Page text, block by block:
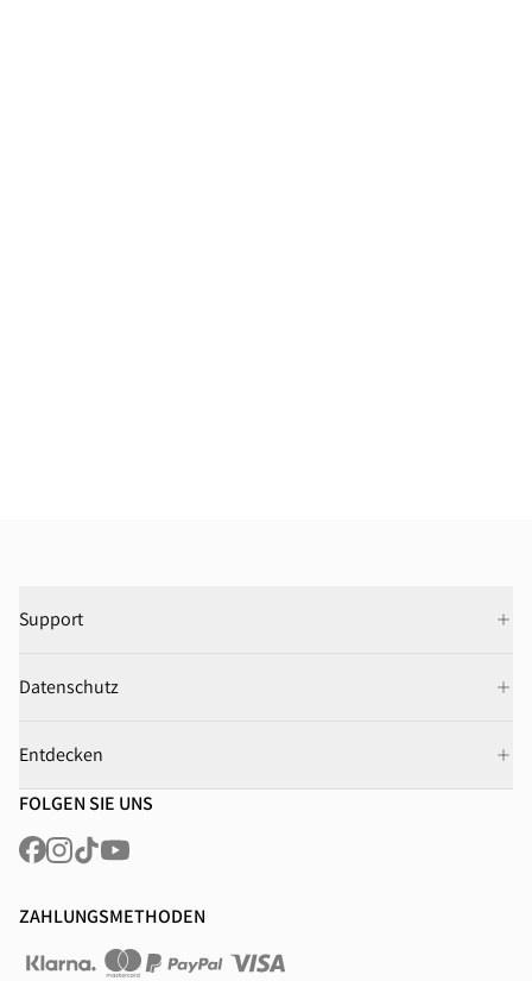
Support
Datenschutz
Entdecken
FOLGEN SIE UNS
ZAHLUNGSMETHODEN